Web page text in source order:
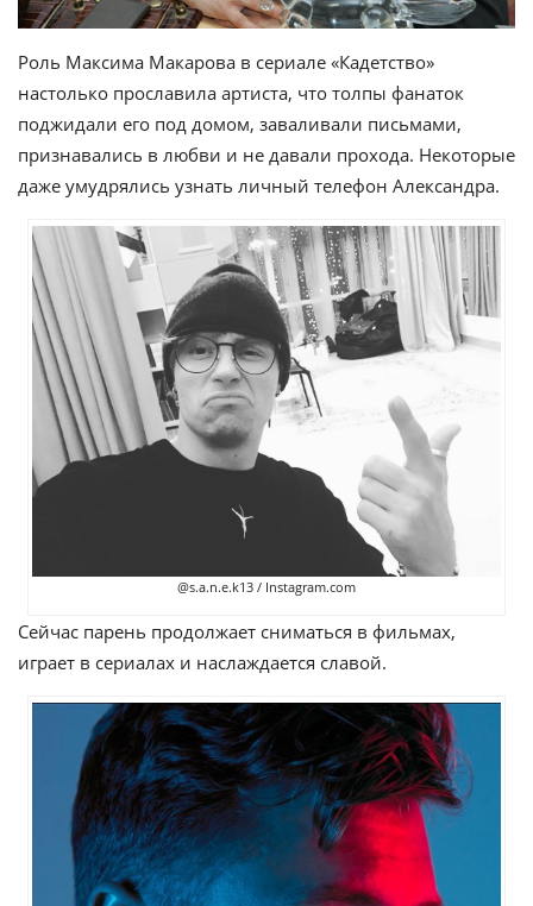
Роль Максима Макарова в сериале «Кадетство»
настолько прославила артиста, что толпы фанаток
поджидали его под домом, заваливали письмами,
признавались в любви и не давали прохода. Некоторые
даже умудрялись узнать личный телефон Александра.
@s.a.n.e.k13 / Instagram.com
Сейчас парень продолжает сниматься в фильмах,
играет в сериалах и наслаждается славой.